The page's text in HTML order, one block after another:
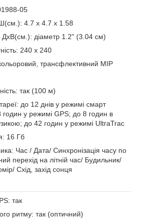
05
4.7 x 4.7 x 1.58
ДxВ(см.): діаметр 1.2” (3.04 см)
240 x 240
трансфлективний MIP
так (100 м)
до 12 днів у режимі смарт
годин у режимі GPS; до 8 годин в
до 42 годин у режимі UltraTrac
16 Гб
Час / Дата/ Синхронізація часу по
перехід на літній час/ Будильник/
Схід, захід сонця
так
ритму: так (оптичний)